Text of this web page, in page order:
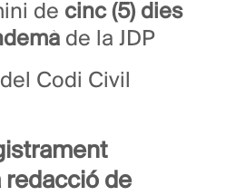
de cinc (5) dies
de la JDP
Codi Civil
redacció de